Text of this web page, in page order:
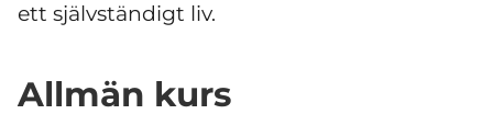
ett självständigt liv.
Allmän kurs